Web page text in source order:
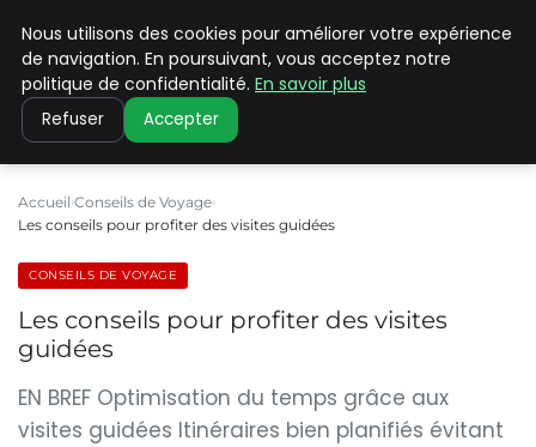
PILAT PATRIMOINES
Accueil Conseils de Voyage
Les conseils pour profiter des visites guidées
CONSEILS DE VOYAGE
Les conseils pour profiter des visites
guidées
EN BREF Optimisation du temps grâce aux
visites guidées Itinéraires bien planifiés évitant
Nous utilisons des cookies pour améliorer votre expérience
de navigation. En poursuivant, vous acceptez notre
politique de confidentialité. En savoir plus
Refuser Accepter